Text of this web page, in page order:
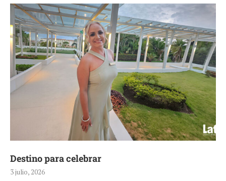
Destino para celebrar
3 julio, 2026